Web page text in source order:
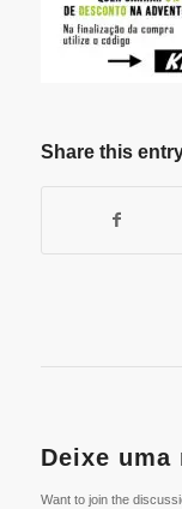
Share this
Deixe uma
Want to join the